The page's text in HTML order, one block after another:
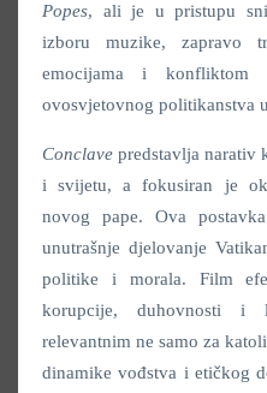
Popes, ali je u pristupu
izboru muzike, zapravo
emocijama i konfliktom
ovosvjetovnog politikanstva
Conclave predstavlja narativ
i svijetu, a fokusiran je
novog pape. Ova
unutrašnje djelovanje
politike i morala. Film
korupcije, duhovnosti i
relevantnim ne samo za
dinamike vođstva i etičkog